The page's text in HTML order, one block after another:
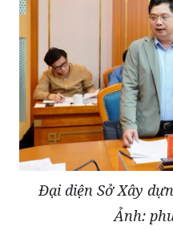
Đại diện Sở Xây
Ảnh: